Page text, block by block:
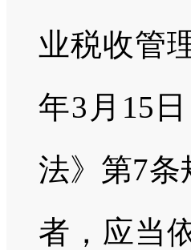
业税收管
年3月15
法》第7条
者，应当